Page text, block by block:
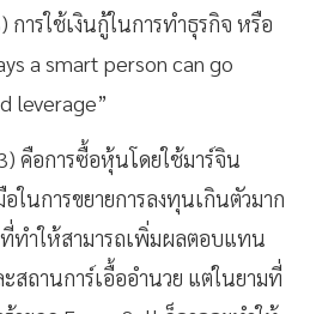
ารใช้เงินกู้ในการทำธุรกิจ หรือ
a smart person can go
leverage”
คือการซื้อหุ้นโดยใช้มาร์จิน
ในการขยายการลงทุนเกินตัวมาก
ทำให้สามารถเพิ่มผลตอบแทน
สถานการ์เอื้ออำนวย แต่ในยามที่